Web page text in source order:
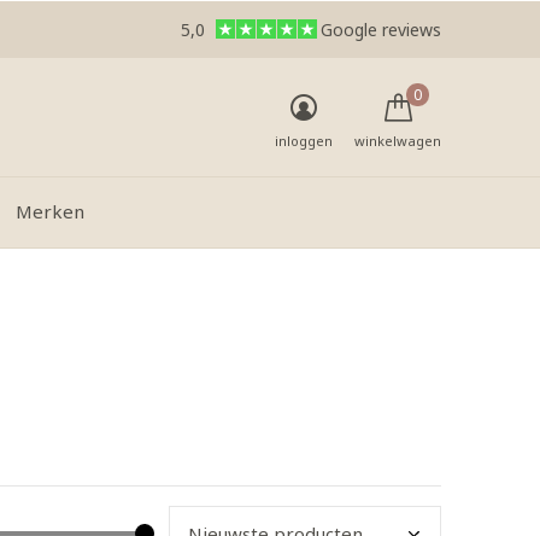
Merken
inloggen winkelwagen
0
5,0 Google reviews